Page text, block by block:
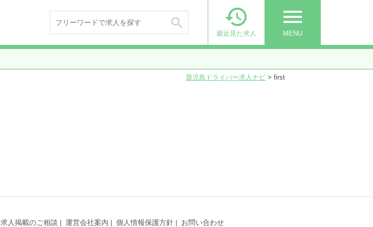
 menu
MENU

最近見た求人
鹿児島ドライバー求人ナビ > first
求人掲載のご相談 運営会社案内 個人情報保護方針 お問い合わせ